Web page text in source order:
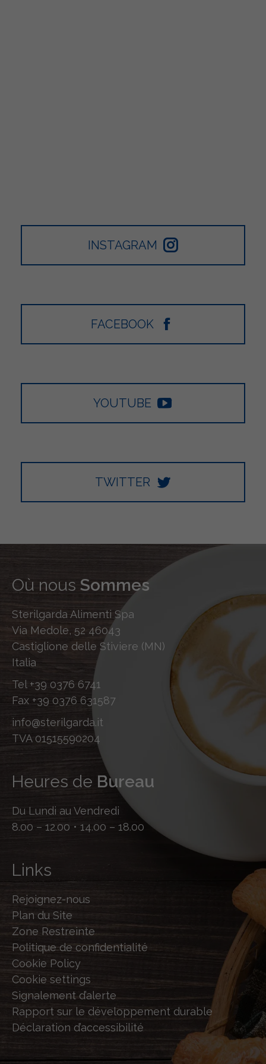
INSTAGRAM
FACEBOOK
YOUTUBE
TWITTER
Où nous Sommes
Sterilgarda Alimenti Spa
Via Medole, 52 46043
Castiglione delle Stiviere (MN)
Italia
Tel +39 0376 6741
Fax +39 0376 631587
info@sterilgarda.it
TVA 01515590204
Heures de Bureau
Du Lundi au Vendredi
8.00 – 12.00 • 14.00 – 18.00
Links
Rejoignez-nous
Plan du Site
Zone Restreinte
Politique de confidentialité
Cookie Policy
Cookie settings
Signalement d’alerte
Rapport sur le développement durable
Déclaration d’accessibilité